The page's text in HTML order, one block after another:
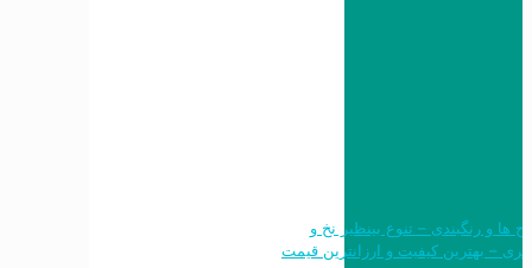
طرح ها و رنگبندی – تنوع بینظیر نخ و